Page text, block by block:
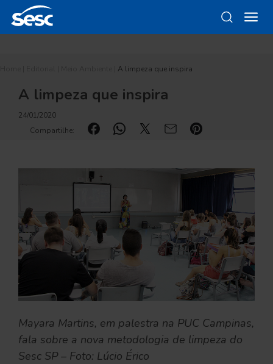
A limpeza que inspira
A limpeza que inspira
24/01/2020
Compartilhe:
Mayara Martins, em palestra na PUC Campinas,
fala sobre a nova metodologia de limpeza do
Sesc SP – Foto: Lúcio Érico